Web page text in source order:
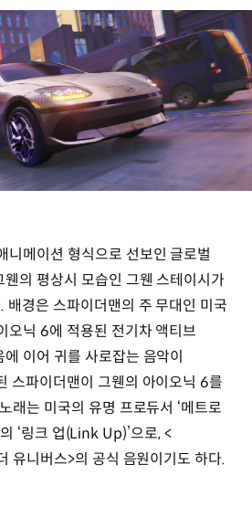
니메이션 형식으로 선보인 글로벌
의 평상시 모습인 그웬 스테이시가
배경은 스파이더맨의 주 무대인 미국
오닉 6에 적용된 전기차 액티브
이어 귀를 사로잡는 음악이
스파이더맨이 그웬의 아이오닉 6를
래는 미국의 유명 프로듀서 ‘메트로
‘링크 업(Link Up)’으로, <
유니버스>의 공식 음원이기도 하다.